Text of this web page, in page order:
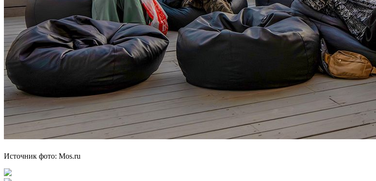
Источник фото: Mos.ru